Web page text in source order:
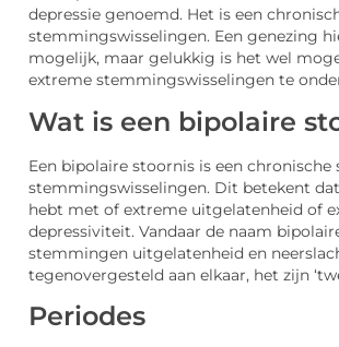
depressie genoemd. Het is een
stemmingswisselingen. Een genezing
mogelijk, maar gelukkig is het wel
extreme stemmingswisselingen te
Wat is een bipolaire
Een bipolaire stoornis is een
stemmingswisselingen. Dit betekent
hebt met of extreme uitgelatenheid of
depressiviteit. Vandaar de naam
stemmingen uitgelatenheid en
tegenovergesteld aan elkaar, het zijn
Periodes